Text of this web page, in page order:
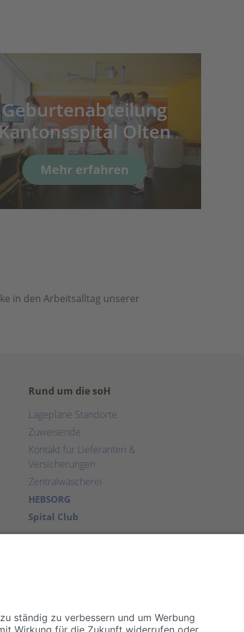
Geburtenabteilung
Olten
Mehr erfahren
in den Arbeitsalltag unserer
Rund um die soH
Lagepläne Standorte
Zuweisende
Kontakt für Lieferanten &
Versicherungen
Zentralwäscherei
HEBSORG
Spital Club